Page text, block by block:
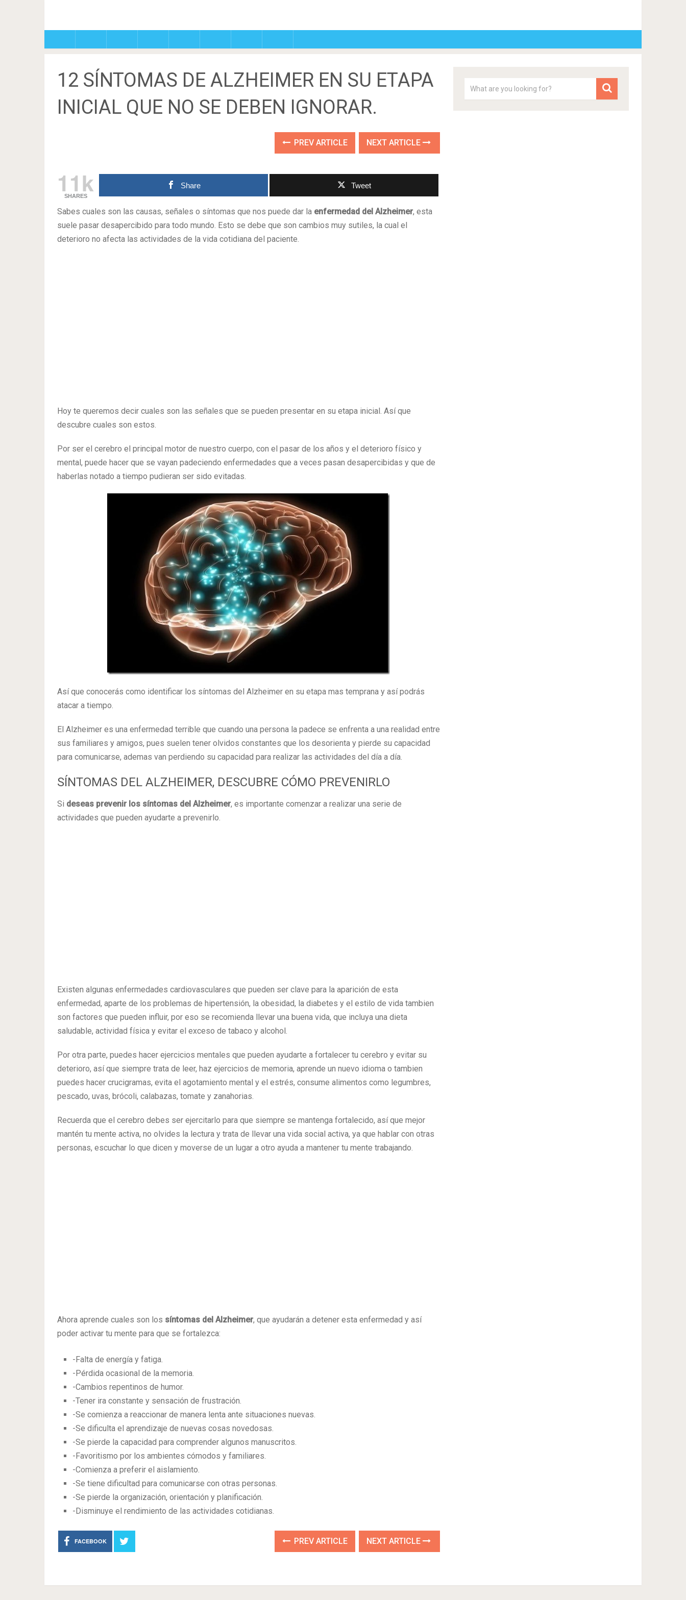
12 SÍNTOMAS DE ALZHEIMER EN SU ETAPA
INICIAL QUE NO SE DEBEN IGNORAR.
PREV ARTICLE NEXT ARTICLE
11k
SHARES
Share Tweet
Sabes cuales son las causas, señales o síntomas que nos puede dar la enfermedad del Alzheimer, esta
suele pasar desapercibido para todo mundo. Esto se debe que son cambios muy sutiles, la cual el
deterioro no afecta las actividades de la vida cotidiana del paciente.
Hoy te queremos decir cuales son las señales que se pueden presentar en su etapa inicial. Así que
descubre cuales son estos.
Por ser el cerebro el principal motor de nuestro cuerpo, con el pasar de los años y el deterioro físico y
mental, puede hacer que se vayan padeciendo enfermedades que a veces pasan desapercibidas y que de
haberlas notado a tiempo pudieran ser sido evitadas.
Así que conocerás como identificar los síntomas del Alzheimer en su etapa mas temprana y así podrás
atacar a tiempo.
El Alzheimer es una enfermedad terrible que cuando una persona la padece se enfrenta a una realidad entre
sus familiares y amigos, pues suelen tener olvidos constantes que los desorienta y pierde su capacidad
para comunicarse, ademas van perdiendo su capacidad para realizar las actividades del día a día.
SÍNTOMAS DEL ALZHEIMER, DESCUBRE CÓMO PREVENIRLO
Si deseas prevenir los síntomas del Alzheimer, es importante comenzar a realizar una serie de
actividades que pueden ayudarte a prevenirlo.
Existen algunas enfermedades cardiovasculares que pueden ser clave para la aparición de esta
enfermedad, aparte de los problemas de hipertensión, la obesidad, la diabetes y el estilo de vida tambien
son factores que pueden influir, por eso se recomienda llevar una buena vida, que incluya una dieta
saludable, actividad física y evitar el exceso de tabaco y alcohol.
Por otra parte, puedes hacer ejercicios mentales que pueden ayudarte a fortalecer tu cerebro y evitar su
deterioro, así que siempre trata de leer, haz ejercicios de memoria, aprende un nuevo idioma o tambien
puedes hacer crucigramas, evita el agotamiento mental y el estrés, consume alimentos como legumbres,
pescado, uvas, brócoli, calabazas, tomate y zanahorias.
Recuerda que el cerebro debes ser ejercitarlo para que siempre se mantenga fortalecido, así que mejor
mantén tu mente activa, no olvides la lectura y trata de llevar una vida social activa, ya que hablar con otras
personas, escuchar lo que dicen y moverse de un lugar a otro ayuda a mantener tu mente trabajando.
Ahora aprende cuales son los síntomas del Alzheimer, que ayudarán a detener esta enfermedad y así
poder activar tu mente para que se fortalezca:
-Falta de energía y fatiga.
-Pérdida ocasional de la memoria.
-Cambios repentinos de humor.
-Tener ira constante y sensación de frustración.
-Se comienza a reaccionar de manera lenta ante situaciones nuevas.
-Se dificulta el aprendizaje de nuevas cosas novedosas.
-Se pierde la capacidad para comprender algunos manuscritos.
-Favoritismo por los ambientes cómodos y familiares.
-Comienza a preferir el aislamiento.
-Se tiene dificultad para comunicarse con otras personas.
-Se pierde la organización, orientación y planificación.
-Disminuye el rendimiento de las actividades cotidianas.
FACEBOOK PREV ARTICLE NEXT ARTICLE